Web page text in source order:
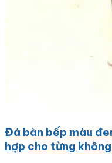
Đá bàn bếp màu
hợp cho từng